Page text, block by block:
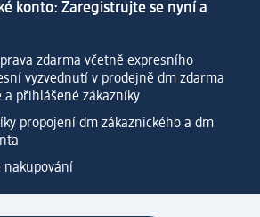
konto: Zaregistrujte se nyní a
zdarma včetně expresního
vyzvednutí v prodejně dm zdarma
a přihlášené zákazníky
propojení dm zákaznického a dm
nakupování